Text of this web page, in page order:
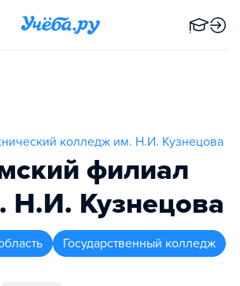
колледж им. Н.И. Кузнецова
филиал
Н.И. Кузнецова
Государственный колледж